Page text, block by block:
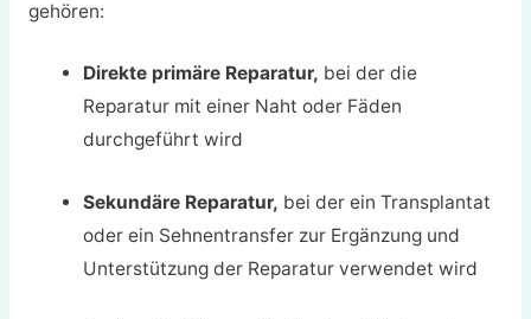
gehören:
Direkte primäre Reparatur, bei der die
Reparatur mit einer Naht oder Fäden
durchgeführt wird
Sekundäre Reparatur, bei der ein Transplantat
oder ein Sehnentransfer zur Ergänzung und
Unterstützung der Reparatur verwendet wird